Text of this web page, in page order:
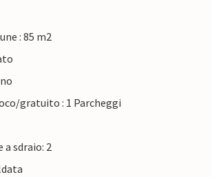
: 85 m2
gratuito : 1 Parcheggi
a sdraio: 2